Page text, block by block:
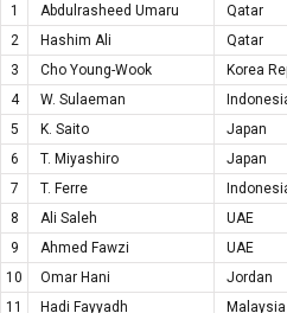
1
Abdulrasheed Umaru Qatar
2
Hashim Ali Qatar
3
Cho Young-Wook Korea
4
W. Sulaeman
5
K. Saito Japan
6
T. Miyashiro Japan
7
T. Ferre
8
Ali Saleh UAE
9
Ahmed Fawzi UAE
10
Omar Hani Jordan
11
Hadi Fayyadh Malaysia